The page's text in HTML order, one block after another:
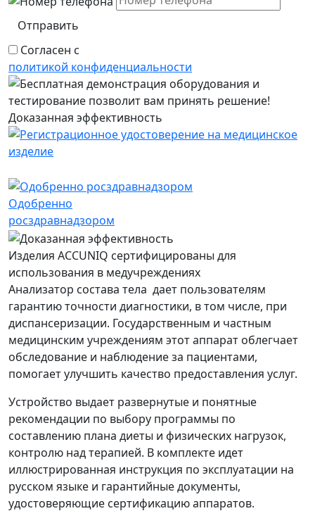
Отправить
Согласен с
политикой конфиденциальности
Доказанная эффективность
Одобренно
росздравнадзором
Изделия ACCUNIQ сертифицированы для
использования в медучреждениях
Анализатор состава тела дает пользователям
гарантию точности диагностики, в том числе, при
диспансеризации. Государственным и частным
медицинским учреждениям этот аппарат облегчает
обследование и наблюдение за пациентами,
помогает улучшить качество предоставления услуг.
Устройство выдает развернутые и понятные
рекомендации по выбору программы по
составлению плана диеты и физических нагрузок,
контролю над терапией. В комплекте идет
иллюстрированная инструкция по эксплуатации на
русском языке и гарантийные документы,
удостоверяющие сертификацию аппаратов.